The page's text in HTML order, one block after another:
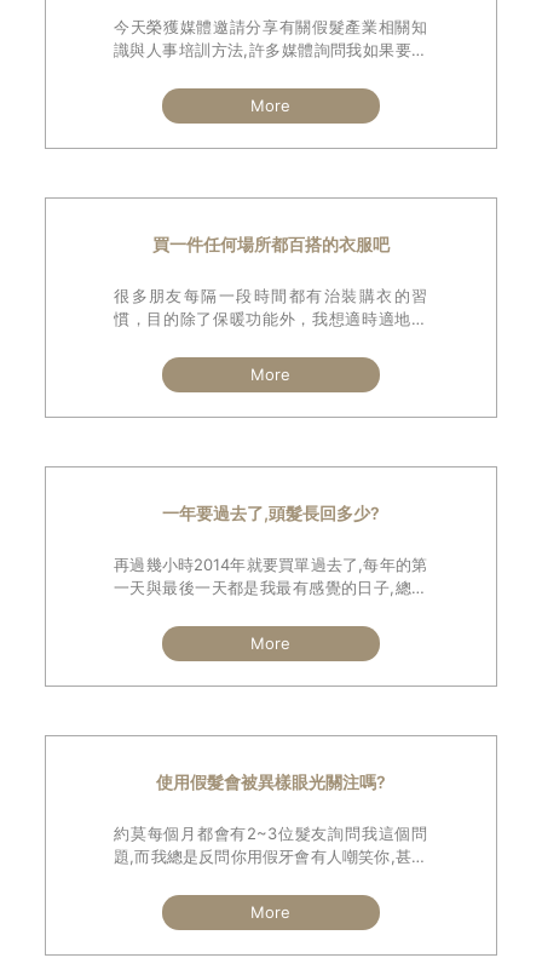
今天榮獲媒體邀請分享有關假髮產業相關知
識與人事培訓方法,許多媒體詢問我如果要加
件事就是誠信與同理心.More
買一件任何場所都百搭的衣服吧
很多朋友每隔一段時間都有治裝購衣的習
慣，目的除了保暖功能外，我想適時適地的
有些人買名貴的衣服不手軟，一年卻穿沒幾
次，有些人出門打扮非常講究，但自信心仍
More
一年要過去了,頭髮長回多少?
再過幾小時2014年就要買單過去了,每年的第
一天與最後一天都是我最有感覺的日子,總會
開始定在一月一日執行,然後到12月31日的這
天再來檢討成果,這當然也包括頭髮這檔事.
More
使用假髮會被異樣眼光關注嗎?
約莫每個月都會有2~3位髮友詢問我這個問
題,而我總是反問你用假牙會有人嘲笑你,甚至
所得到的答案100%都是"不會阿".那就對了!缺
牙補牙缺髮補髮,如果假牙是個正常的物品,那
More